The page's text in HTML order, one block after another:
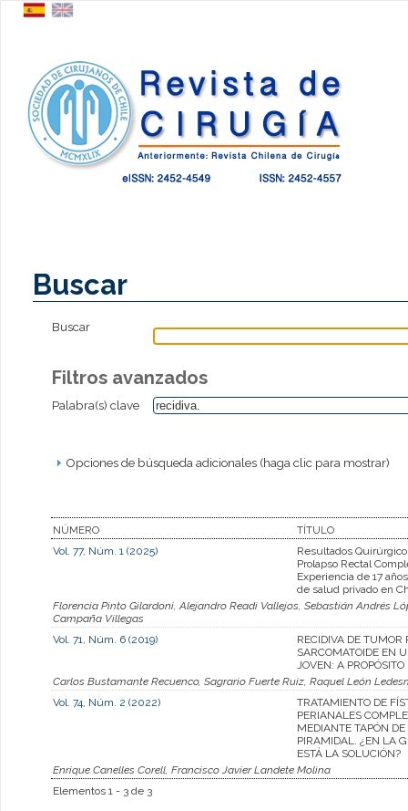
Buscar
Buscar
Filtros avanzados
Palabra(s) clave
Opciones de búsqueda adicionales (haga clic para mostrar)
NÚMERO
TÍTULO
Vol. 77, Núm. 1 (2025)
Resultados
Prolapso Rectal
Experiencia de 17
de salud privado en
Florencia Pinto Gilardoni, Alejandro Readi Vallejos, Sebastián Andrés
Campaña Villegas
Vol. 71, Núm. 6 (2019)
RECIDIVA DE TUMOR
SARCOMATOIDE EN
JOVEN: A
Carlos Bustamante Recuenco, Sagrario Fuerte Ruiz, Raquel León
Vol. 74, Núm. 2 (2022)
TRATAMIENTO DE
PERIANALES
MEDIANTE TAPÓN
PIRAMIDAL. ¿EN LA
ESTÁ LA SOLUCIÓN?
Enrique Canelles Corell, Francisco Javier Landete Molina
Elementos 1 - 3 de 3